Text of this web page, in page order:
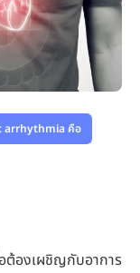
arrhythmia คือ
ต้องเผชิญกับอาการ